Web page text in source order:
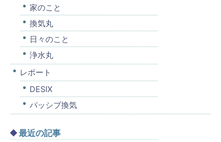
家のこと
換気丸
日々のこと
浄水丸
レポート
DESIX
パッシブ換気
最近の記事